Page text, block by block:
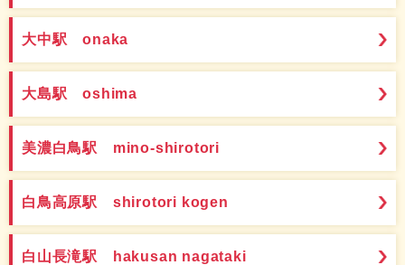
大中駅 onaka
大島駅 oshima
美濃白鳥駅 mino-shirotori
白鳥高原駅 shirotori kogen
白山長滝駅 hakusan nagataki